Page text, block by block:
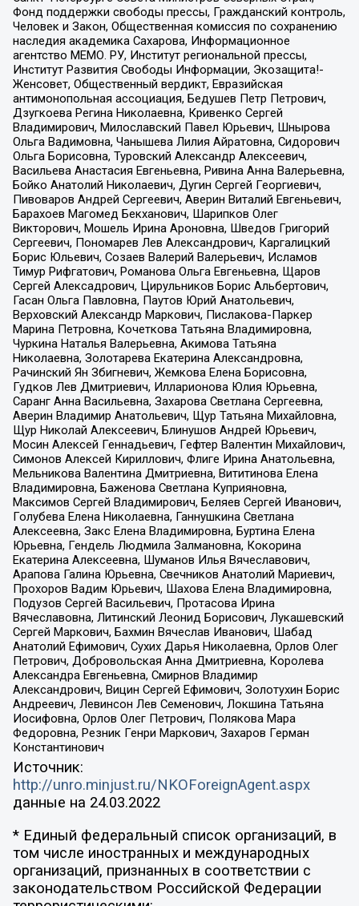
Фонд поддержки свободы прессы, Гражданский контроль,
Человек и Закон, Общественная комиссия по сохранению
наследия академика Сахарова, Информационное
агентство МЕМО. РУ, Институт региональной прессы,
Институт Развития Свободы Информации, Экозащита!-
Женсовет, Общественный вердикт, Евразийская
антимонопольная ассоциация, Бедушев Петр Петрович,
Дзугкоева Регина Николаевна, Кривенко Сергей
Владимирович, Милославский Павел Юрьевич, Шнырова
Ольга Вадимовна, Чанышева Лилия Айратовна, Сидорович
Ольга Борисовна, Туровский Александр Алексеевич,
Васильева Анастасия Евгеньевна, Ривина Анна Валерьевна,
Бойко Анатолий Николаевич, Дугин Сергей Георгиевич,
Пивоваров Андрей Сергеевич, Аверин Виталий Евгеньевич,
Барахоев Магомед Бекханович, Шарипков Олег
Викторович, Мошель Ирина Ароновна, Шведов Григорий
Сергеевич, Пономарев Лев Александрович, Каргалицкий
Борис Юльевич, Созаев Валерий Валерьевич, Исламов
Тимур Рифгатович, Романова Ольга Евгеньевна, Щаров
Сергей Алексадрович, Цирульников Борис Альбертович,
Гасан Ольга Павловна, Паутов Юрий Анатольевич,
Верховский Александр Маркович, Пислакова-Паркер
Марина Петровна, Кочеткова Татьяна Владимировна,
Чуркина Наталья Валерьевна, Акимова Татьяна
Николаевна, Золотарева Екатерина Александровна,
Рачинский Ян Збигневич, Жемкова Елена Борисовна,
Гудков Лев Дмитриевич, Илларионова Юлия Юрьевна,
Саранг Анна Васильевна, Захарова Светлана Сергеевна,
Аверин Владимир Анатольевич, Щур Татьяна Михайловна,
Щур Николай Алексеевич, Блинушов Андрей Юрьевич,
Мосин Алексей Геннадьевич, Гефтер Валентин Михайлович,
Симонов Алексей Кириллович, Флиге Ирина Анатольевна,
Мельникова Валентина Дмитриевна, Вититинова Елена
Владимировна, Баженова Светлана Куприяновна,
Максимов Сергей Владимирович, Беляев Сергей Иванович,
Голубева Елена Николаевна, Ганнушкина Светлана
Алексеевна, Закс Елена Владимировна, Буртина Елена
Юрьевна, Гендель Людмила Залмановна, Кокорина
Екатерина Алексеевна, Шуманов Илья Вячеславович,
Арапова Галина Юрьевна, Свечников Анатолий Мариевич,
Прохоров Вадим Юрьевич, Шахова Елена Владимировна,
Подузов Сергей Васильевич, Протасова Ирина
Вячеславовна, Литинский Леонид Борисович, Лукашевский
Сергей Маркович, Бахмин Вячеслав Иванович, Шабад
Анатолий Ефимович, Сухих Дарья Николаевна, Орлов Олег
Петрович, Добровольская Анна Дмитриевна, Королева
Александра Евгеньевна, Смирнов Владимир
Александрович, Вицин Сергей Ефимович, Золотухин Борис
Андреевич, Левинсон Лев Семенович, Локшина Татьяна
Иосифовна, Орлов Олег Петрович, Полякова Мара
Федоровна, Резник Генри Маркович, Захаров Герман
Константинович
Источник:
http://unro.minjust.ru/NKOForeignAgent.aspx
данные на 24.03.2022
* Единый федеральный список организаций, в
том числе иностранных и международных
организаций, признанных в соответствии с
законодательством Российской Федерации